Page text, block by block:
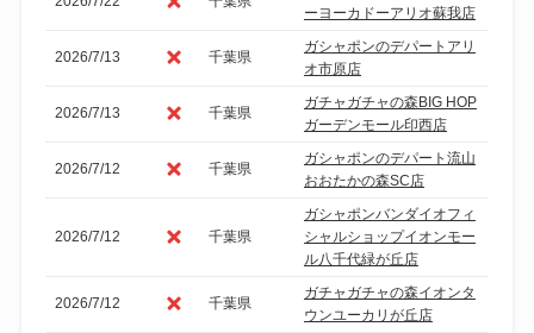
ーヨーカドーアリオ蘇我店
2026/7/13 千葉県
ガシャポンのデパートアリ
オ市原店
2026/7/13 千葉県
ガチャガチャの森BIG HOP
ガーデンモール印西店
2026/7/12 千葉県
ガシャポンのデパート流山
おおたかの森SC店
2026/7/12 千葉県
ガシャポンバンダイオフィ
シャルショップイオンモー
ル八千代緑が丘店
2026/7/12 千葉県
ガチャガチャの森イオンタ
ウンユーカリが丘店